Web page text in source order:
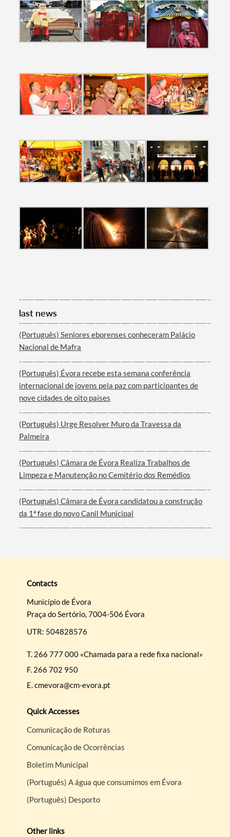
last news
(Português) Seniores eborenses conheceram Palácio
Nacional de Mafra
(Português) Évora recebe esta semana conferência
internacional de jovens pela paz com participantes de
nove cidades de oito países
(Português) Urge Resolver Muro da Travessa da
Palmeira
(Português) Câmara de Évora Realiza Trabalhos de
Limpeza e Manutenção no Cemitério dos Remédios
(Português) Câmara de Évora candidatou a construção
da 1ª fase do novo Canil Municipal
Contacts
Município de Évora
Praça do Sertório, 7004-506 Évora
UTR: 504828576
T. 266 777 000 «Chamada para a rede fixa nacional»
F. 266 702 950
E.cmevora@cm-evora.pt
Quick Accesses
Comunicação de Roturas
Comunicação de Ocorrências
Boletim Municipal
(Português) A água que consumimos em Évora
(Português) Desporto
Other links